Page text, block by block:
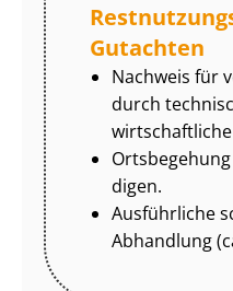
Gutachten
Nachweis für
durch
di­gen.
Ausführliche
Abhandlung